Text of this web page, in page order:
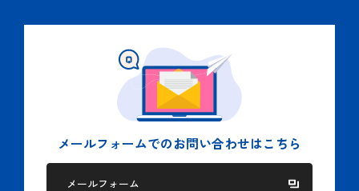
メールフォームでの お問い合わせはこちら
メールフォーム